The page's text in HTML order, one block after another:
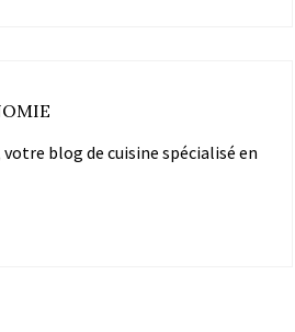
blog de cuisine spécialisé en